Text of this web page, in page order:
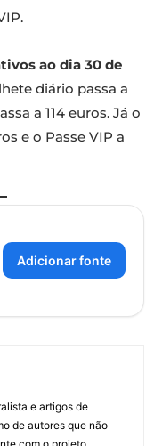
ao dia 30 de
diário passa a
a 114 euros. Já o
e o Passe VIP a
Adicionar fonte
e artigos de
de autores que não